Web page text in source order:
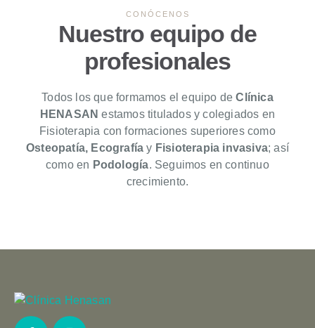
CONÓCENOS
Nuestro equipo de
profesionales
Todos los que formamos el equipo deClínica
HENASAN estamos titulados y colegiados en
Fisioterapia con formaciones superiores como
Osteopatía, Ecografía y Fisioterapia invasiva; así
como en Podología. Seguimos en continuo
crecimiento.